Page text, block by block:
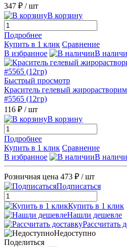
347 ₽ / шт
В корзину
Подробнее
Купить в 1 клик Сравнение
В избранное
В
Быстрый просмотр
Краситель гелевый
#5565 (12гр)
116 ₽ / шт
В корзину
Подробнее
Купить в 1 клик Сравнение
В избранное
В
Розничная цена 473 ₽ / шт
Подписаться
Купить в 1 клик
Нашли дешевле
Рассчитать
Недоступно
Поделиться